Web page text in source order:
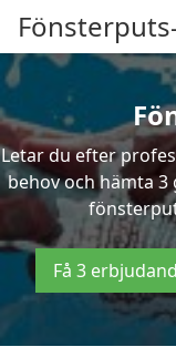
Letar du efter
behov och hämta
Få 3